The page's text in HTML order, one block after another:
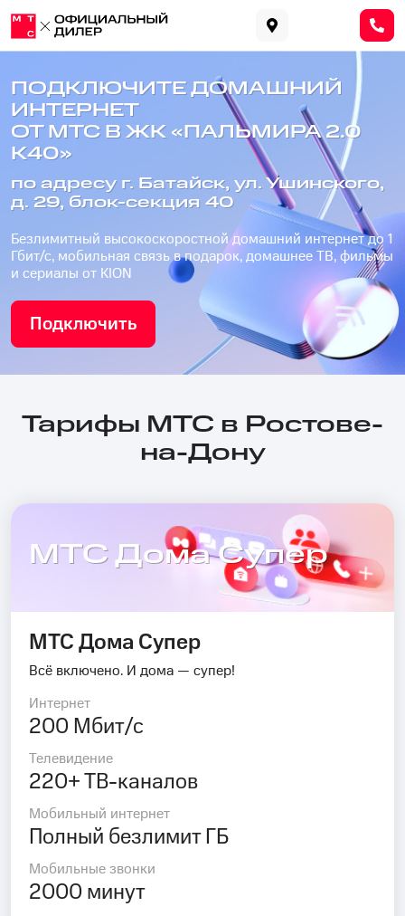
ПОДКЛЮЧИТЕ ДОМАШНИЙ
ИНТЕРНЕТ
ОТ МТС В ЖК «ПАЛЬМИРА 2.0
К40»
по адресу г. Батайск, ул. Ушинского,
д. 29, блок-секция 40
Безлимитный высокоскоростной домашний интернет до 1
Гбит/с, мобильная связь в подарок, домашнее ТВ, фильмы
и сериалы от KION
Подключить
Тарифы МТС в Ростове-
на-Дону
МТС Дома Супер
МТС Дома Супер
Всё включено. И дома — супер!
Интернет
200 Мбит/с
Телевидение
220+ ТВ-каналов
Мобильный интернет
Полный безлимит ГБ
Мобильные звонки
2000 минут